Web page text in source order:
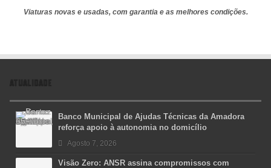
Viaturas novas e usadas, com garantia e as melhores condições.
ATUALIDADE
Banco Municipal de Ajudas Técnicas da Amadora
reforça apoio à autonomia no domicílio
Agosto 7, 2026
Visão Zero: ANSR assina compromissos com